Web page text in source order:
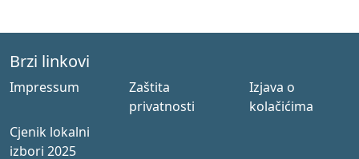
Brzi linkovi
Impressum
Zaštita
privatnosti
Izjava o
kolačićima
Cjenik lokalni
izbori 2025